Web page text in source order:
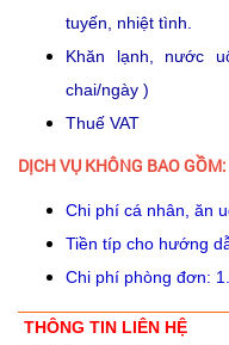
tuyến, nhiệt tình.
Khăn lạnh, nước
chai/ngày )
Thuế VAT
DỊCH VỤ KHÔNG BAO GỒM:
Chi phí cá nhân, ăn
Tiền típ cho hướng
Chi phí phòng đơn:
THÔNG TIN LIÊN HỆ